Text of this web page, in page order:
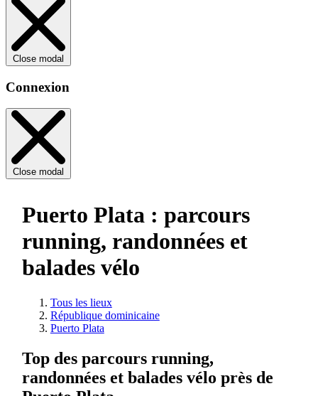
Close modal
Connexion
Close modal
Puerto Plata : parcours
running, randonnées et
balades vélo
Tous les lieux
République dominicaine
Puerto Plata
Top des parcours running,
randonnées et balades vélo près de